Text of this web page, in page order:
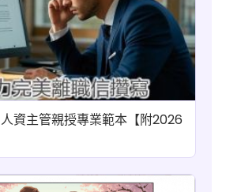
資主管親授專業範本【附2026